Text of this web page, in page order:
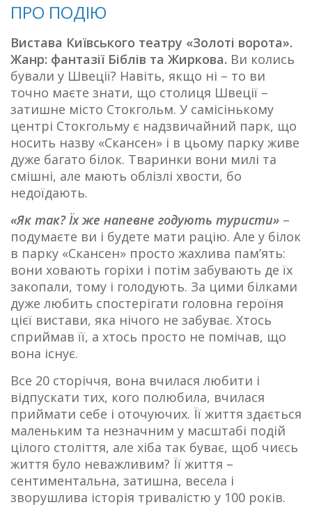
ПРО ПОДІЮ
Вистава Київського театру «Золоті ворота».
Жанр: фантазії Біблів та Жиркова. Ви колись
бували у Швеції? Навіть, якщо ні – то ви
точно маєте знати, що столиця Швеції –
затишне місто Стокгольм. У самісінькому
центрі Стокгольму є надзвичайний парк, що
носить назву «Скансен» і в цьому парку живе
дуже багато білок. Тваринки вони милі та
смішні, але мають облізлі хвости, бо
недоїдають.
«Як так? Їх же напевне годують туристи» –
подумаєте ви і будете мати рацію. Але у білок
в парку «Скансен» просто жахлива пам’ять:
вони ховають горіхи і потім забувають де їх
закопали, тому і голодують. За цими білками
дуже любить спостерігати головна героїня
цієї вистави, яка нічого не забуває. Хтось
сприймав її, а хтось просто не помічав, що
вона існує.
Все 20 сторіччя, вона вчилася любити і
відпускати тих, кого полюбила, вчилася
приймати себе і оточуючих. Її життя здається
маленьким та незначним у масштабі подій
цілого століття, але хіба так буває, щоб чиєсь
життя було неважливим? Її життя –
сентиментальна, затишна, весела і
зворушлива історія тривалістю у 100 років.